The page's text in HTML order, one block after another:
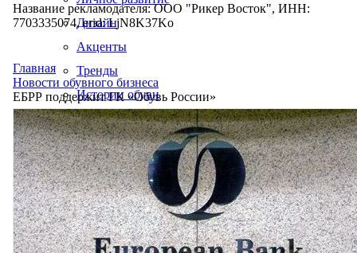
Дизайн
Акценты
Тренды
Истории обуви
Производство
Название рекламодателя: ООО "Рикер Восток", ИНН:
7703335074, erid: LjN8K37Ko
Главная
Новости обувного бизнеса
ЕБРР поддержит ГК «Обувь России»